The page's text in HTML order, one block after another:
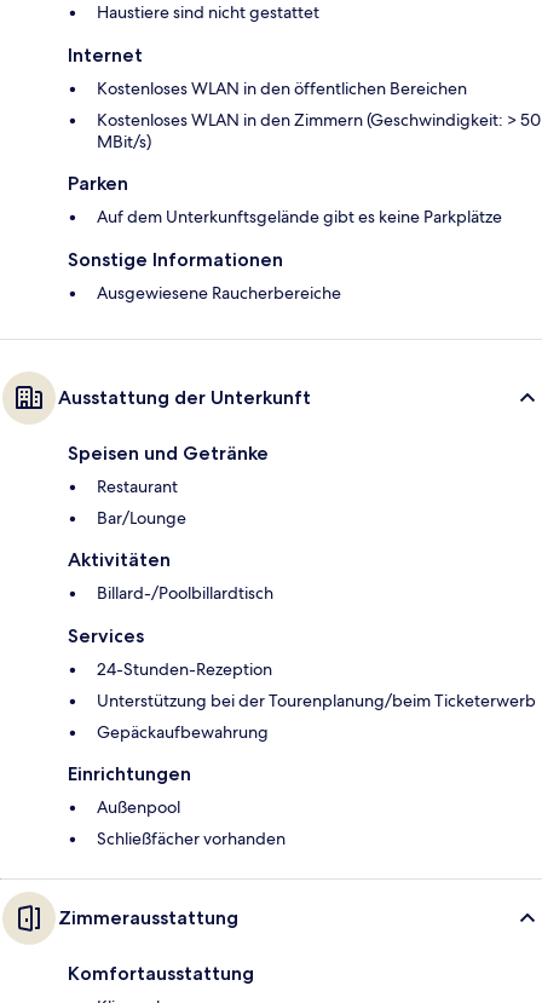
Haustiere sind nicht gestattet
Internet
Kostenloses WLAN in den öffentlichen Bereichen
Kostenloses WLAN in den Zimmern (Geschwindigkeit: > 50
MBit/s)
Parken
Auf dem Unterkunftsgelände gibt es keine Parkplätze
Sonstige Informationen
Ausgewiesene Raucherbereiche
Ausstattung der Unterkunft
Speisen und Getränke
Restaurant
Bar/Lounge
Aktivitäten
Billard-/Poolbillardtisch
Services
24-Stunden-Rezeption
Unterstützung bei der Tourenplanung/beim Ticketerwerb
Gepäckaufbewahrung
Einrichtungen
Außenpool
Schließfächer vorhanden
Zimmerausstattung
Komfortausstattung